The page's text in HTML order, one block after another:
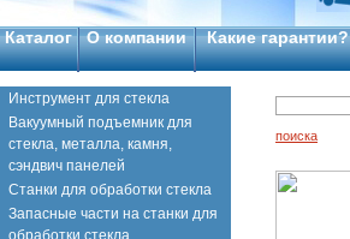
Каталог О компании Какие гарантии?
Инструмент для стекла
Вакуумный подъемник для
стекла, металла, камня,
сэндвич панелей
Станки для обработки стекла
Запасные части на станки для
обработки стекла
поиска